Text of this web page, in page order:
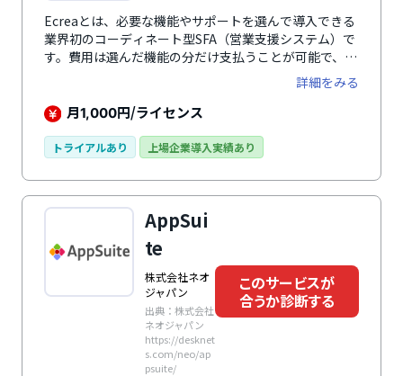
Ecreaとは、必要な機能やサポートを選んで導入できる
業界初のコーディネート型SFA（営業支援システム）で
す。費用は選んだ機能の分だけ支払うことが可能で、顧
客管理、案件管理、商談管理、クレーム管理、メール配
信など、自社に必要な機能だけを選んで導入できます。
操作はかなりシンプルで、初めてSFAを導入する企業に
援機関に認定されており、SFA業界に10年以上の経験を
ビスの提案を受けられます。
詳細をみる
月1,000円/ライセンス
トライアルあり 上場企業導入実績あり
AppSui
te
株式会社ネオ
ジャパン
出典：株式会社
ネオジャパン
https://desknet
s.com/neo/ap
psuite/
このサービスが
合うか診断する